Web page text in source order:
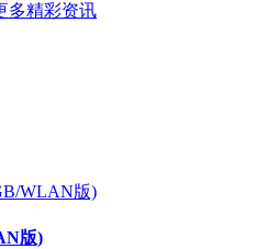
多精彩资讯
版)